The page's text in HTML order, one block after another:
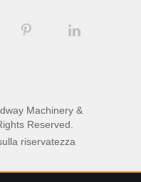
Machinery &
Reserved.
riservatezza